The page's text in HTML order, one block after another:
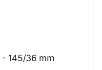
145/36 mm